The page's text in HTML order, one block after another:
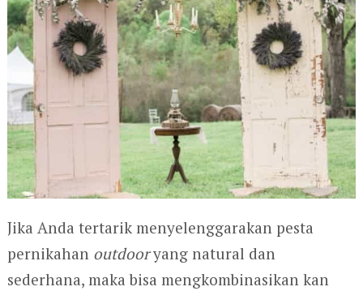
Jika Anda tertarik menyelenggarakan pesta
pernikahan outdooryang natural dan
sederhana, maka bisa mengkombinasikan kan